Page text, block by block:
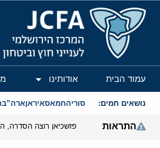
המרכז הירושלמי לענייני
עמוד הבית אודותינו
נושאים חמים: סוריהחמאסאיראןארה”ב
התראות פזשכיאן רוצה הסדרה,